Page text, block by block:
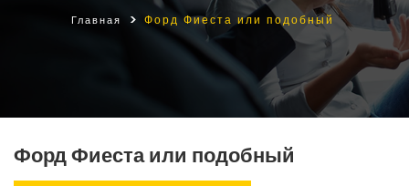
Главная Форд Фиеста или подобный
Форд Фиеста или подобный